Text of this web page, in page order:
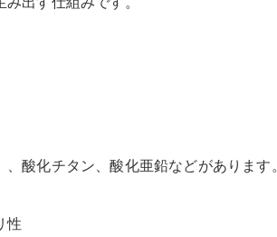
酸化チタン、酸化亜鉛などがあります。
性